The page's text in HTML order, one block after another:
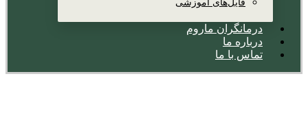
فایل‌های آموزشی
درمانگران ماروم
درباره ما
تماس با ما